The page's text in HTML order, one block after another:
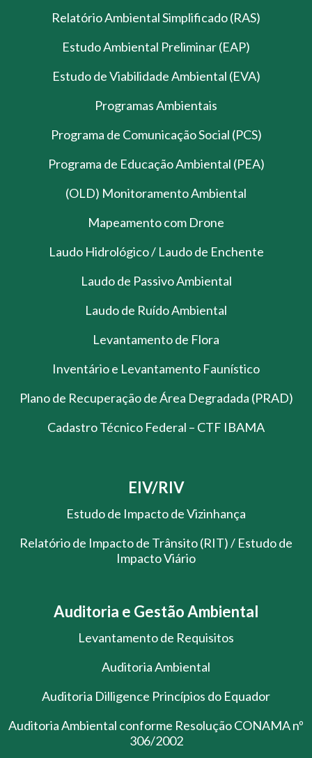
Relatório Ambiental Simplificado (RAS)
Estudo Ambiental Preliminar (EAP)
Estudo de Viabilidade Ambiental (EVA)
Programas Ambientais
Programa de Comunicação Social (PCS)
Programa de Educação Ambiental (PEA)
(OLD) Monitoramento Ambiental
Mapeamento com Drone
Laudo Hidrológico / Laudo de Enchente
Laudo de Passivo Ambiental
Laudo de Ruído Ambiental
Levantamento de Flora
Inventário e Levantamento Faunístico
Plano de Recuperação de Área Degradada (PRAD)
Cadastro Técnico Federal – CTF IBAMA
EIV/RIV
Estudo de Impacto de Vizinhança
Relatório de Impacto de Trânsito (RIT) / Estudo de
Impacto Viário
Auditoria e Gestão Ambiental
Levantamento de Requisitos
Auditoria Ambiental
Auditoria Dilligence Princípios do Equador
Auditoria Ambiental conforme Resolução CONAMA nº
306/2002